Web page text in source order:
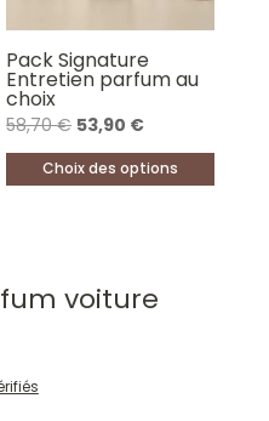
Pack Signature
Entretien parfum au
choix
58,70€ Le
prix
initial
53,90 €Le
prix
actuel
Choix des options
plusieurs
options
voiture